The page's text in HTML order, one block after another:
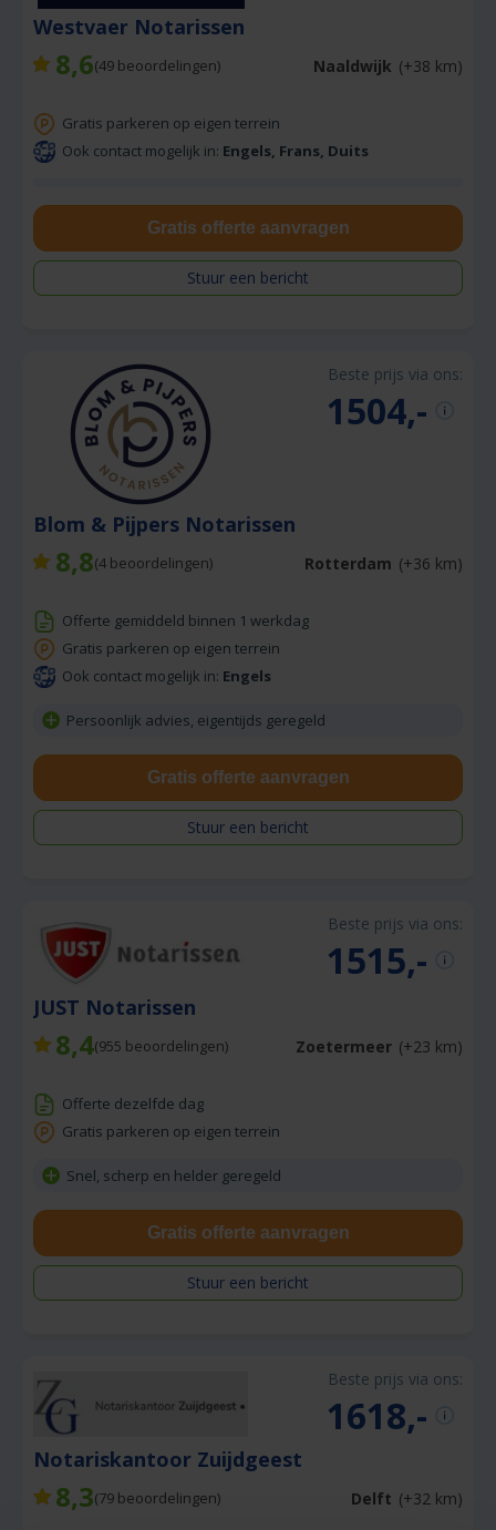
Westvaer Notarissen
8,6(49 beoordelingen) Naaldwijk (+38 km)
Gratis parkeren op eigen terrein
Ook contact mogelijk in: Engels, Frans, Duits
Gratis offerte aanvragen
Stuur een bericht
Beste prijs via ons:
1504,-
Blom & Pijpers Notarissen
8,8(4 beoordelingen) Rotterdam (+36 km)
Offerte gemiddeld binnen 1 werkdag
Gratis parkeren op eigen terrein
Ook contact mogelijk in: Engels
Persoonlijk advies, eigentijds geregeld
Gratis offerte aanvragen
Stuur een bericht
Beste prijs via ons:
1515,-
JUST Notarissen
8,4(955 beoordelingen) Zoetermeer (+23 km)
Offerte dezelfde dag
Gratis parkeren op eigen terrein
Snel, scherp en helder geregeld
Gratis offerte aanvragen
Stuur een bericht
Beste prijs via ons:
1618,-
Notariskantoor Zuijdgeest
8,3(79 beoordelingen) Delft (+32 km)